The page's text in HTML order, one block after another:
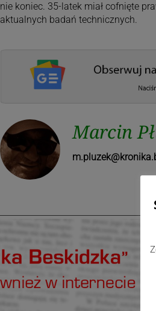
nie koniec. 35-latek miał cofnięte
aktualnych badań technicznych.
Marcin